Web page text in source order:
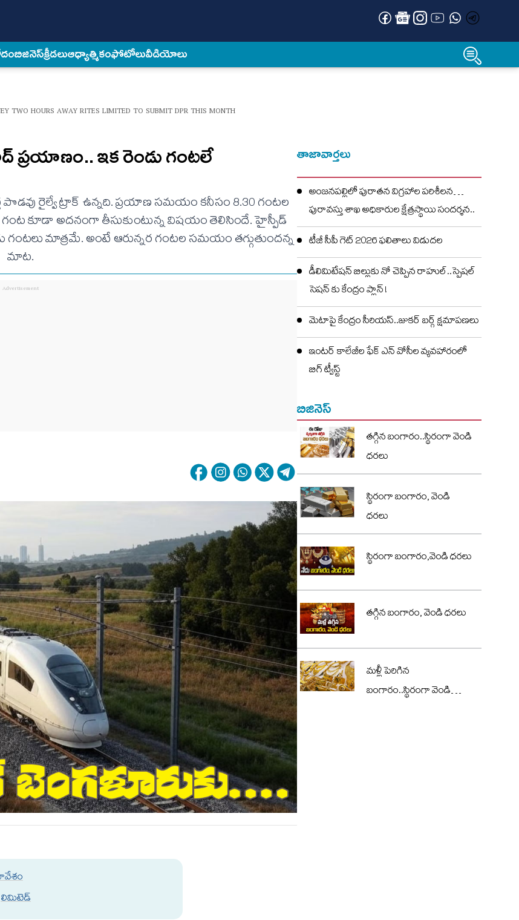
బిజినెస్క్రీడలుఆధ్యాత్మికంఫోటోలువీడియోలు
TWO HOURS AWAY RITES LIMITED TO SUBMIT DPR THIS MONTH
ప్రయాణం.. ఇక రెండు గంటలే
రైల్వే ట్రాక్ ఉన్నది. ప్రయాణ సమయం కనీసం 8.30 గంటల
గంట కూడా అదనంగా తీసుకుంటున్న విషయం తెలిసిందే. హైస్పీడ్
మాత్రమే. అంటే ఆరున్నర గంటల సమయం తగ్గుతుందన్న
మాట.
లిమిటెడ్
తాజావార్తలు
అంజనపల్లిలో పురాతన విగ్రహాల పరిశీలన…
పురావస్తు శాఖ అధికారుల క్షేత్రస్థాయి సందర్శన..
టీజీ సీపీ గెట్ 2026 ఫలితాలు విడుదల
డీలిమిటేషన్ బిల్లుకు నో చెప్పిన రాహుల్..స్పెషల్
సెషన్ కు కేంద్రం ప్లాన్ !
మెటాపై కేంద్రం సీరియస్..జుకర్ బర్గ్ క్షమాపణలు
ఇంటర్ కాలేజీల ఫేక్ ఎన్ వోసీల వ్యవహారంలో
బిగ్ ట్వీస్ట్
బిజినెస్
తగ్గిన బంగారం..స్థిరంగా వెండి
ధరలు
స్థిరంగా బంగారం, వెండి
ధరలు
స్థిరంగా బంగారం,వెండి ధరలు
తగ్గిన బంగారం, వెండి ధరలు
మళ్లీ పెరిగిన
బంగారం..స్థిరంగా వెండి